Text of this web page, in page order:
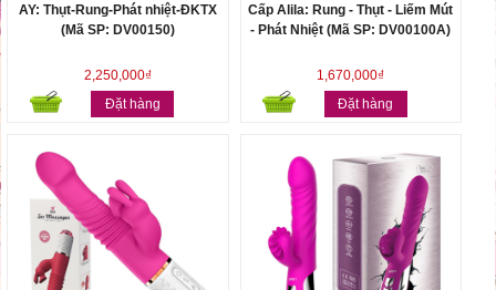
AY: Thụt-Rung-Phát nhiệt-ĐKTX
(Mã SP: DV00150)
2,250,000₫
Đặt hàng
Cấp Alila: Rung - Thụt - Liếm Mút
- Phát Nhiệt (Mã SP: DV00100A)
1,670,000₫
Đặt hàng